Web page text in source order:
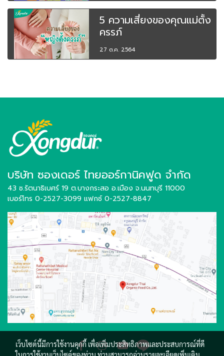
5 ความเสี่ยงของคุณแม่ตั้ง
ครรภ์
27 ต.ค. 2564
บริษัท ซองเดอร์ ไทยออร์กานิคฟูด จำกัด
43 ซ.รัตนาธิเบศร์ 19 ต.บางกระสอ อ.เมือง จ.นนทบุรี 11000
เบอร์โทร 0-2527-3099 แฟกซ์ 0-2527-8847
เว็บไซต์นี้มีการใช้งานคุกกี้ เพื่อเพิ่มประสิทธิภาพและประสบการณ์ที่ดี